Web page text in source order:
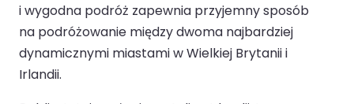
i wygodna podróż zapewnia przyjemny sposób
na podróżowanie między dwoma najbardziej
dynamicznymi miastami w Wielkiej Brytanii i
Irlandii.